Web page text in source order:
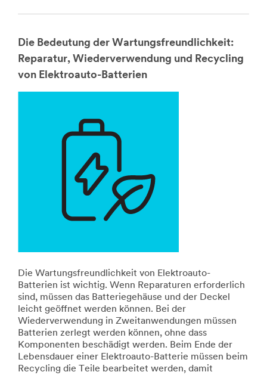
Die Bedeutung der Wartungsfreundlichkeit:
Reparatur, Wiederverwendung und Recycling
von Elektroauto-Batterien
Die Wartungsfreundlichkeit von Elektroauto-
Batterien ist wichtig. Wenn Reparaturen erforderlich
sind, müssen das Batteriegehäuse und der Deckel
leicht geöffnet werden können. Bei der
Wiederverwendung in Zweitanwendungen müssen
Batterien zerlegt werden können, ohne dass
Komponenten beschädigt werden. Beim Ende der
Lebensdauer einer Elektroauto-Batterie müssen beim
Recycling die Teile bearbeitet werden, damit